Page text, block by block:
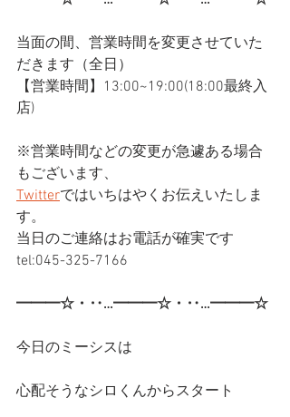
当面の間、営業時間を変更させていた
だきます（全日）
【営業時間】13:00~19:00(18:00最終入
店)
※営業時間などの変更が急遽ある場合
もございます、
Twitterではいちはやくお伝えいたしま
す。
当日のご連絡はお電話が確実です
tel:045-325-7166
━━━☆・‥…━━━☆・‥…━━━☆
今日のミーシスは
心配そうなシロくんからスタート